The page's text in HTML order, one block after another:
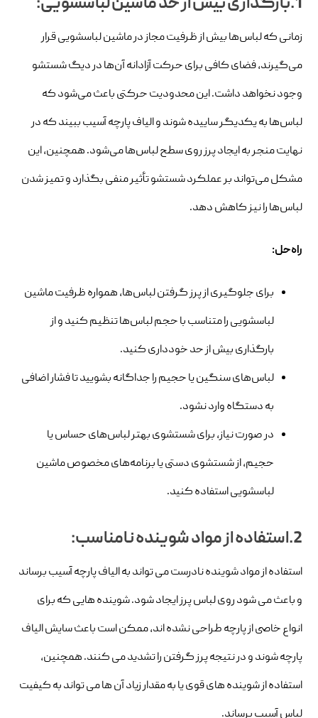
زمانی که لباس‌ها بیش از ظرفیت مجاز در ماشین لباسشویی قرار
می‌گیرند، فضای کافی برای حرکت آزادانه آن‌ها در دیگ شستشو
وجود نخواهد داشت. این محدودیت حرکتی باعث می‌شود که
لباس‌ها به یکدیگر ساییده شوند و الیاف پارچه آسیب ببیند که در
نهایت منجر به ایجاد پرز روی سطح لباس‌ها می‌شود. همچنین، این
مشکل می‌تواند بر عملکرد شستشو تأثیر منفی بگذارد و تمیز شدن
لباس‌ها را نیز کاهش دهد.
راه‌حل:
برای جلوگیری از پرز گرفتن لباس‌ها، همواره ظرفیت ماشین
لباسشویی را متناسب با حجم لباس‌ها تنظیم کنید و از
بارگذاری بیش از حد خودداری کنید.
لباس‌های سنگین یا حجیم را جداگانه بشویید تا فشار اضافی
به دستگاه وارد نشود.
در صورت نیاز، برای شستشوی بهتر لباس‌های حساس یا
حجیم، از شستشوی دستی یا برنامه‌های مخصوص ماشین
لباسشویی استفاده کنید.
2.استفاده از مواد شوینده نامناسب:
استفاده از مواد شوینده نادرست می تواند به الیاف پارچه آسیب برساند
و باعث می شود روی لباس پرز ایجاد شود. شوینده هایی که برای
انواع خاصی از پارچه طراحی نشده اند، ممکن است باعث سایش الیاف
پارچه شوند و در نتیجه پرز گرفتن را تشدید می کنند. همچنین،
استفاده از شوینده های قوی یا به مقدار زیاد آن ها می تواند به کیفیت
لباس آسیب برساند.